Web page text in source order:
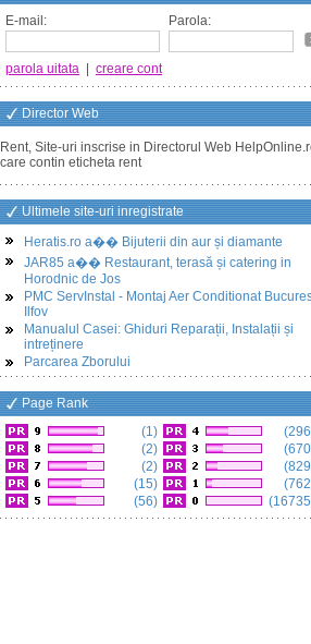
E-mail:
Parola:
parola uitata creare cont
Director Web
Rent, Site-uri inscrise in Directorul Web
care contin eticheta rent
Ultimele site-uri inregistrate
Heratis.ro a�� Bijuterii din aur și diamante
JAR85 a�� Restaurant, terasă și catering in
Horodnic de Jos
PMC ServInstal - Montaj Aer Conditionat
Ilfov
Manualul Casei: Ghiduri Reparații, Instalații și
intreținere
Parcarea Zborului
Page Rank
(1)
(2)
(2)
(15)
(56)